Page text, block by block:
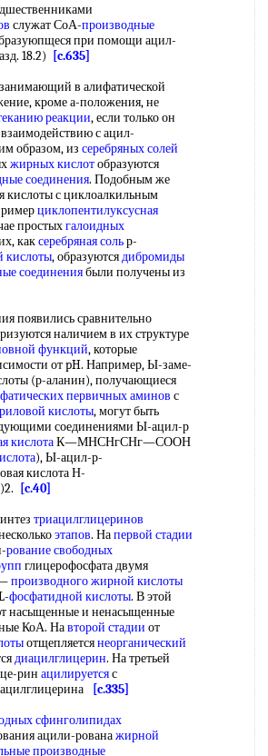
служат СоА-производные
при помощи ацил-
18.2)
[c.635]
в алифатической
кроме а-положения, не
реакции, если только он
с ацил-
образом, из серебряных солей
жирных кислотобразуются
соединения. Подобным же
кислоты с циклоалкильным
циклопентилуксусная
простыхгалоидных
каксеребряная сольр-
кислоты, образуютсядибромиды
соединениябыли получены из
появились сравнительно
наличием в их структуре
функций, которые
от pH. Например, Ы-заме-
(р-аланин), получающиеся
первичных аминов с
кислоты, могут быть
соединениями Ы-ацил-р
кислотаК—МНСНгСНг—СООН
), Ы-ацил-р-
кислота Н-
[c.40]
триацилглицеринов
этапов. Напервой стадии
рованиесвободных
глицерофосфата двумя
производного жирной кислоты
фосфатидной кислоты. В этой
насыщенные и ненасыщенные
КоА. Навторой стадии от
отщепляетсянеорганический
диацилглицерин. На третьей
рин ацилируетсяс
[c.335]
сфинголипидах
ацили-рованажирной
производные